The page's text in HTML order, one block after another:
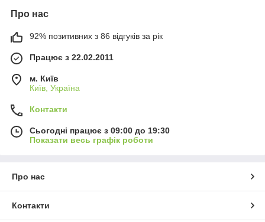
Про нас
92% позитивних з 86 відгуків за рік
Працює з 22.02.2011
м. Київ
Київ, Україна
Контакти
Сьогодні працює з 09:00 до 19:30
Показати весь графік роботи
Про нас
Контакти